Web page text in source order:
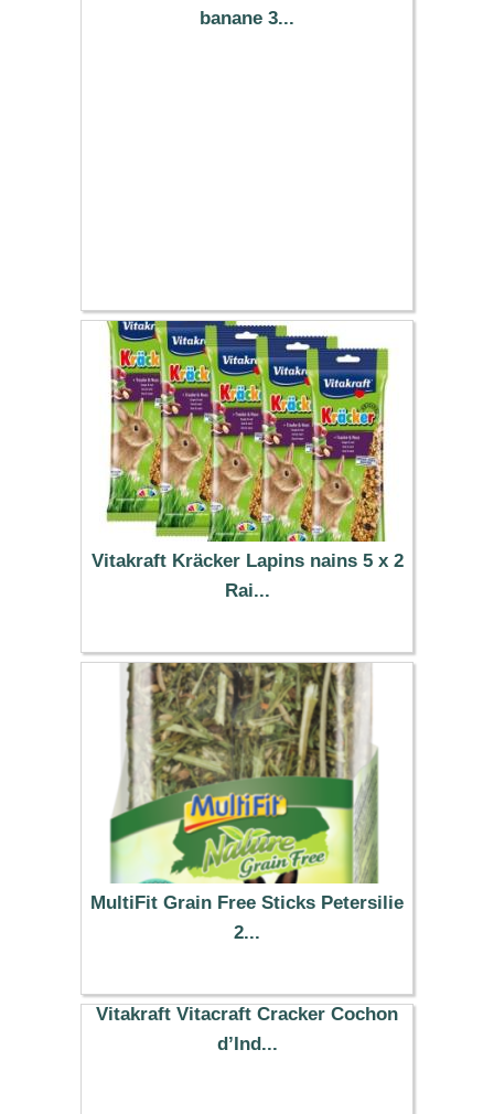
banane 3...
Vitakraft Kräcker Lapins nains 5 x 2
Rai...
9.29 €
MultiFit Grain Free Sticks Petersilie
2...
2.29 €
Vitakraft Vitacraft Cracker Cochon
d’Ind...